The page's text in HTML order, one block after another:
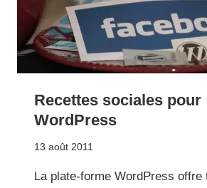
Recettes sociales pour
WordPress
13 août 2011
La plate-forme WordPress offre